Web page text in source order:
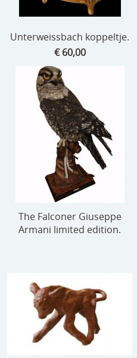
Unterweissbach koppeltje.
€ 60,00
The Falconer Giuseppe
Armani limited edition.